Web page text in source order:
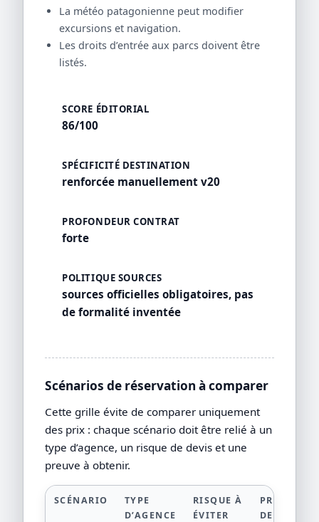
La météo patagonienne peut modifier
excursions et navigation.
Les droits d’entrée aux parcs doivent être
listés.
SCORE ÉDITORIAL
86/100
SPÉCIFICITÉ DESTINATION
renforcée manuellement v20
PROFONDEUR CONTRAT
forte
POLITIQUE SOURCES
sources officielles obligatoires, pas
de formalité inventée
Scénarios de réservation à comparer
Cette grille évite de comparer uniquement
des prix : chaque scénario doit être relié à un
type d’agence, un risque de devis et une
preuve à obtenir.
SCÉNARIO
TYPE
D’AGENCE
RISQUE À
ÉVITER
PREUVE À
DEMANDER